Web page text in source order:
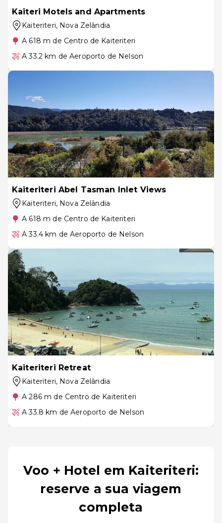
Kaiteri Motels and Apartments
Kaiteriteri, Nova Zelândia
A 618 m de Centro de Kaiteriteri
A 33.2 km de Aeroporto de Nelson
Kaiteriteri Abel Tasman Inlet Views
Kaiteriteri, Nova Zelândia
A 618 m de Centro de Kaiteriteri
A 33.4 km de Aeroporto de Nelson
Kaiteriteri Retreat
Kaiteriteri, Nova Zelândia
A 286 m de Centro de Kaiteriteri
A 33.8 km de Aeroporto de Nelson
Voo + Hotel em Kaiteriteri:
reserve a sua viagem
completa